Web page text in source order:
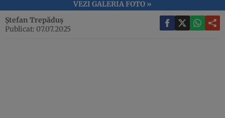
VEZI GALERIA FOTO »
Ștefan Trepăduș
Publicat: 07.07.2025